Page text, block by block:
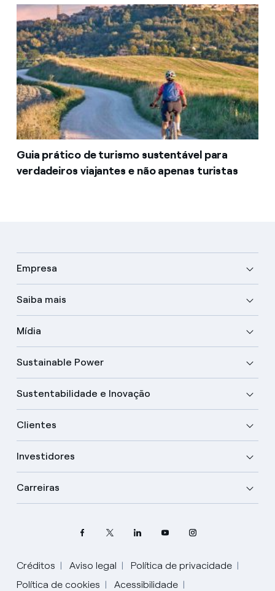
Guia prático de turismo sustentável para
verdadeiros viajantes e não apenas turistas
Empresa
Saiba mais
Mídia
Sustainable Power
Sustentabilidade e Inovação
Clientes
Investidores
Carreiras
Créditos Aviso legal
Política de privacidade
Política de cookies
Acessibilidade
Inglês